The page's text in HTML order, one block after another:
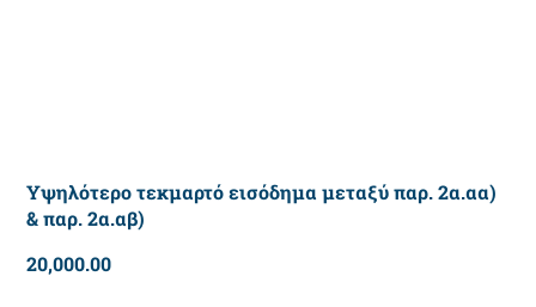
Υψηλότερο τεκμαρτό εισόδημα μεταξύ παρ. 2α.αα)
& παρ. 2α.αβ)
20,000.00